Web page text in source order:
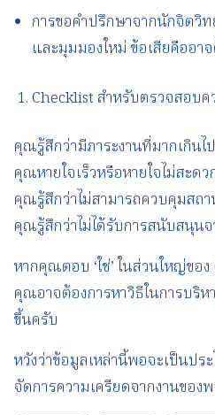
การขอคำปรึกษาจากนักจิตวิ
และมุมมองใหม่ ข้อเสียคืออาจ
Checklist สำหรับตรวจสอบค
คุณรู้สึกว่ามีภาระงานที่มากเกินไ
คุณหายใจเร็วหรือหายใจไม่สะดว
คุณรู้สึกว่าไม่สามารถควบคุมสถ
คุณรู้สึกว่าไม่ได้รับการสนับสนุน
หากคุณตอบ ‘ใช่’ ในส่วนใหญ่ขอ
คุณอาจต้องการหาวิธีในการบริห
ขึ้นครับ
หวังว่าข้อมูลเหล่านี้พอจะเป็นปร
จัดการความเครียดจากงานของ